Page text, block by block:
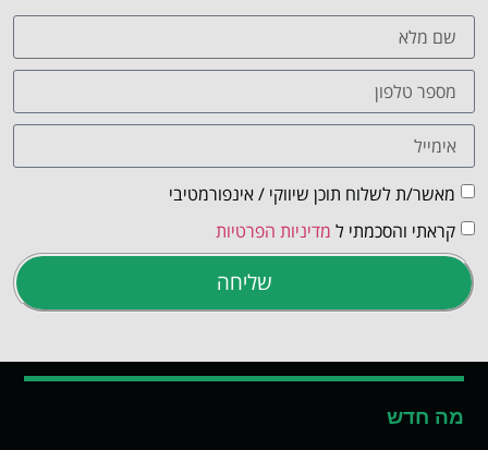
מאשר/ת לשלוח תוכן שיווקי / אינפורמטיבי
קראתי והסכמתי ל מדיניות הפרטיות
שליחה
מה חדש